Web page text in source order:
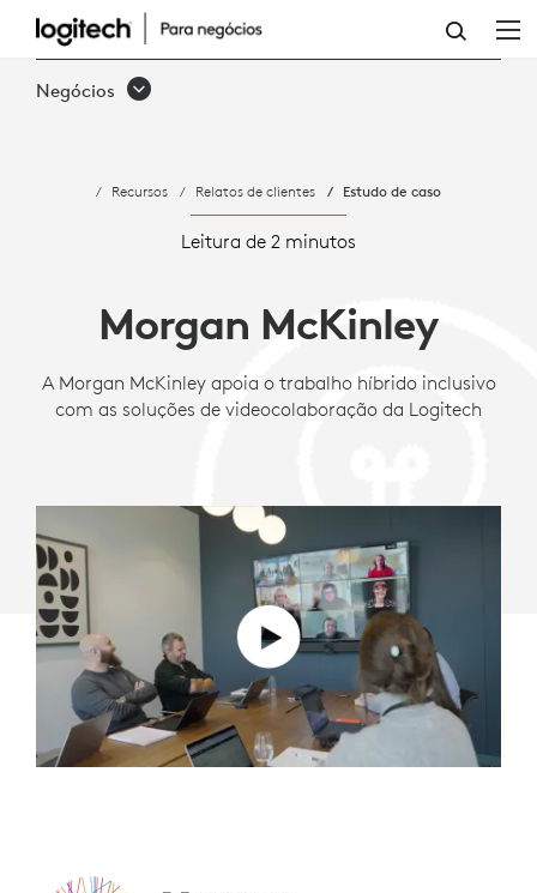
ESTUDO
DE
MCKINLEY
TRABALHO
HÍBRIDO
COM
LOGITECH
Negócios
Recursos Relatos de clientes Estudo de caso
Leitura de 2 minutos
Morgan McKinley
A Morgan McKinley apoia o trabalho híbrido inclusivo
com as soluções de videocolaboração da Logitech